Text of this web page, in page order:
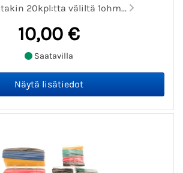
20kpl:tta väliltä 1ohm...
10,00 €
Saatavilla